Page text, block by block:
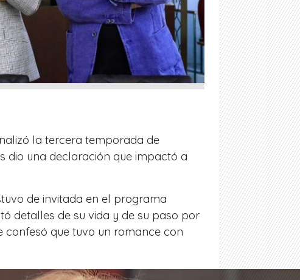
la tercera temporada de
dio una declaración que impactó a
de invitada en el programa
detalles de su vida y de su paso por
confesó que tuvo un romance con